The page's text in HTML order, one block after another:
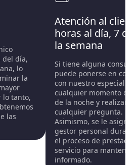
contactar con NonDetected y
expertos eliminen las
Imágenes de forma rápida.
relacionadas con el
conforme a las políticas
pueden variar dependiendo
procese las solicitudes
de información de una
su desaparición
del día,
lo
la
lo tanto,
las
Atención al
horas al día, 7
la semana
Si tiene alguna consulta,
puede ponerse en
con nuestro
cualquier momento del
de la noche y realizar
cualquier pregunta.
Asimismo, se le
gestor personal
el proceso de
servicio para
informado.